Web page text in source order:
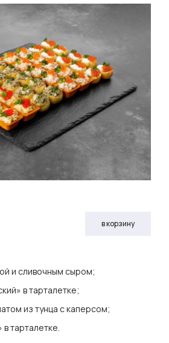
в корзину
и сливочным сыром;
в тарталетке;
из тунца с каперсом;
тарталетке.